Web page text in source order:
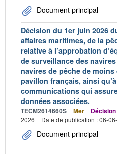
Document principal
Décision du 1er juin 2026
affaires maritimes, de la
relative à l’approbation
de surveillance des
navires de pêche de
pavillon français, ainsi
communications qui
données associées.
TECM2614660S Mer Décision
2026
Date de publication : 06-
Document principal